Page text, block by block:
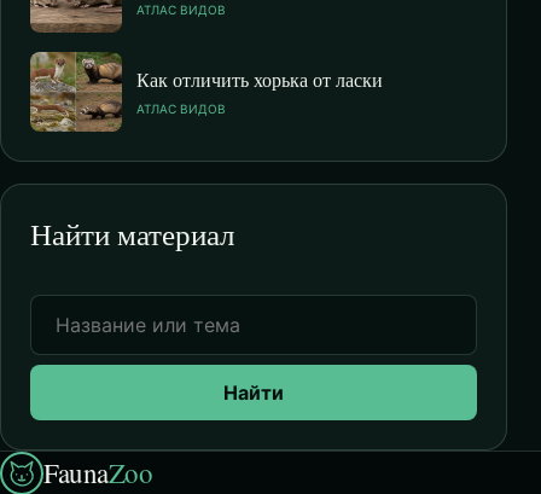
АТЛАС ВИДОВ
Как отличить хорька от ласки
АТЛАС ВИДОВ
Найти материал
Найти
FaunaZoo